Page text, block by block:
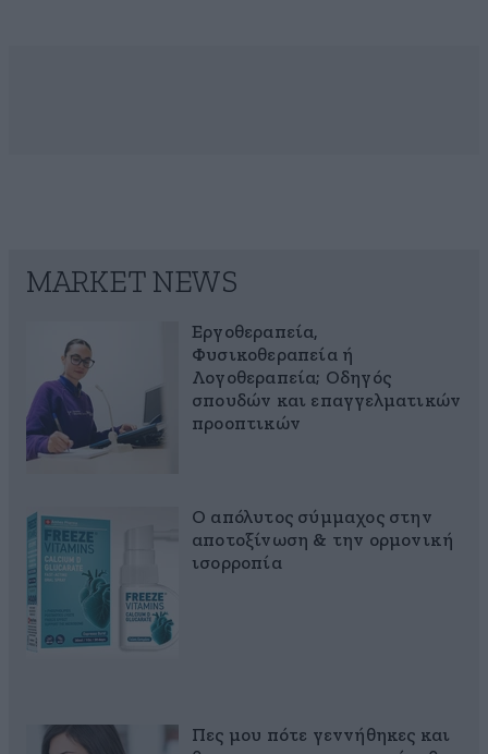
MARKET NEWS
Εργοθεραπεία,
Φυσικοθεραπεία ή
Λογοθεραπεία; Οδηγός
σπουδών και επαγγελματικών
προοπτικών
Ο απόλυτος σύμμαχος στην
αποτοξίνωση & την ορμονική
ισορροπία
Πες μου πότε γεννήθηκες και